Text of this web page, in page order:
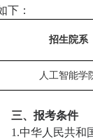
下：
招生院系
人工智能学
三、报考条件
1.中华人民共和